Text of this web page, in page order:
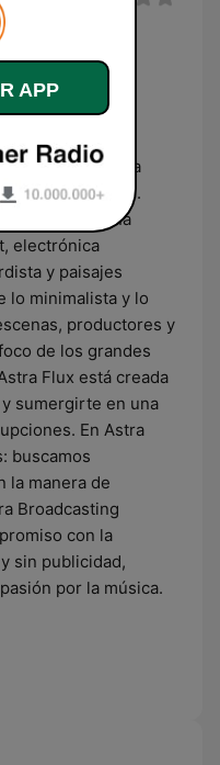
de Astra
diseñado para
sonido digital.
24/7 con una
electrónica
y paisajes
lo minimalista y lo
productores y
de los grandes
Flux está creada
sumergirte en una
En Astra
buscamos
la manera de
Broadcasting
con la
sin publicidad,
por la música.
APP